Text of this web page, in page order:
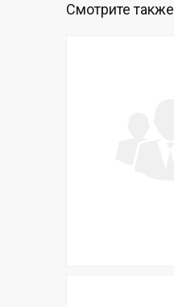
Смотрите также